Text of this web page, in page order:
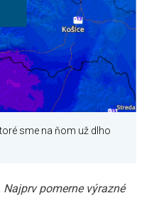
sme na ňom už dlho
pomerne výrazné